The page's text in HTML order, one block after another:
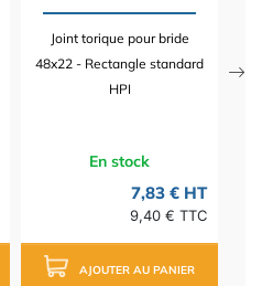
Joint torique pour bride
48x22 - Rectangle standard
HPI
En stock
7,83 € HT
9,40 € TTC
AJOUTER AU PANIER